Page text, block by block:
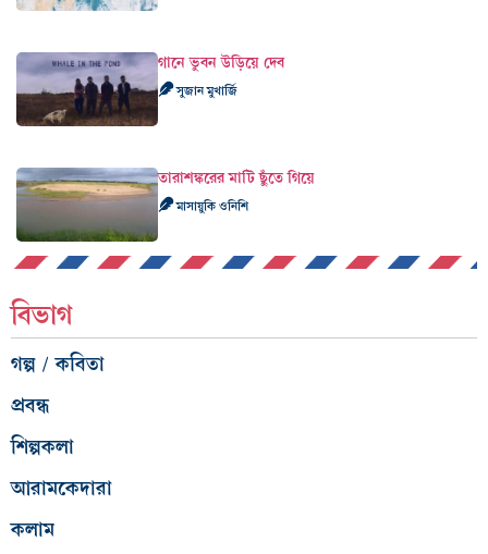
গানে ভুবন উড়িয়ে দেব
সুজান মুখার্জি
তারাশঙ্করের মাটি ছুঁতে গিয়ে
মাসায়ুকি ওনিশি
বিভাগ
গল্প / কবিতা
প্রবন্ধ
শিল্পকলা
আরামকেদারা
কলাম